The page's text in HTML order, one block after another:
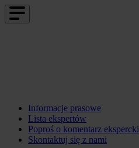
Informacje prasowe
Lista ekspertów
Poproś o komentarz ekspercki
Skontaktuj się z nami